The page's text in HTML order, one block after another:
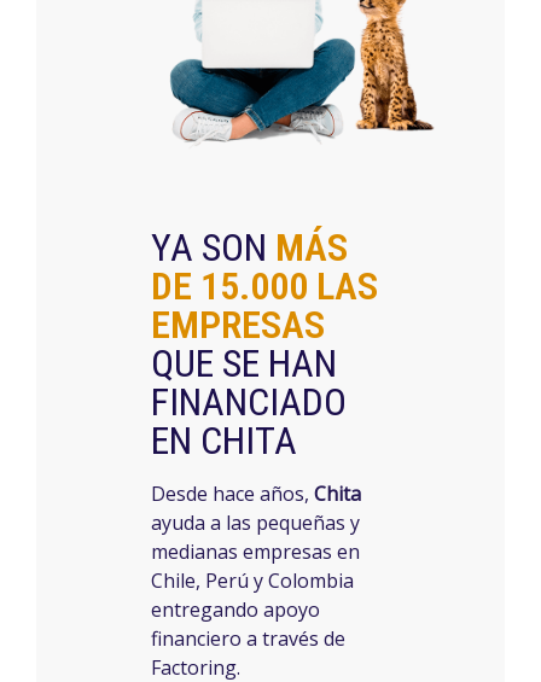
YA SON MÁS
DE 15.000 LAS
EMPRESAS
QUE SE HAN
FINANCIADO
EN CHITA
Desde hace años, Chita
ayuda a las pequeñas y
medianas empresas en
Chile, Perú y Colombia
entregando apoyo
financiero a través de
Factoring.